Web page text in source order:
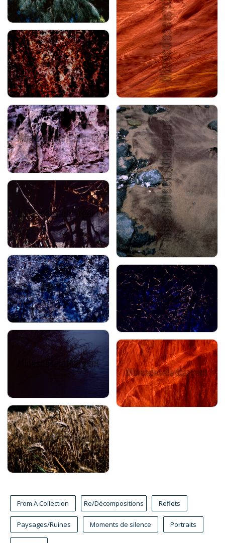
From A Collection Re/Décompositions Reflets
Paysages/Ruines Moments de silence Portraits